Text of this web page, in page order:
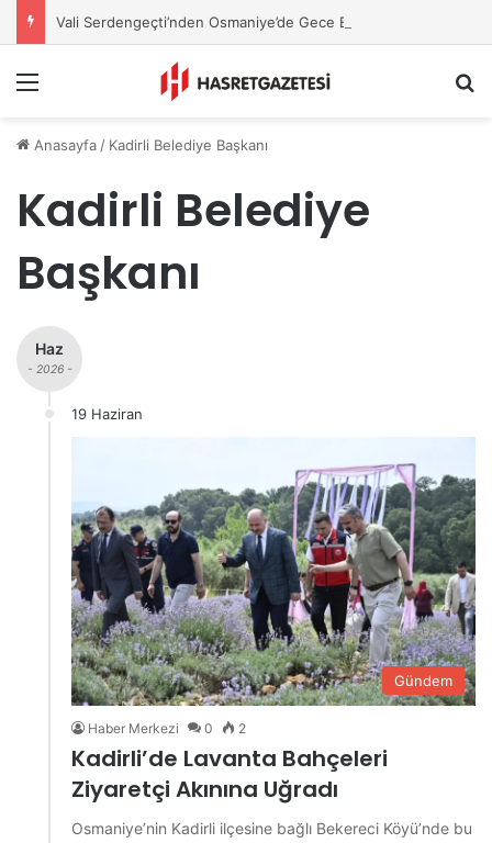
Vali Serdengeçti’nden Osmaniye’de Gece Esnaf Turu
Anasayfa / Kadirli Belediye Başkanı
Kadirli Belediye
Başkanı
Haz
- 2026 -
19 Haziran
Gündem
Haber Merkezi 0 2
Kadirli’de Lavanta Bahçeleri
Ziyaretçi Akınına Uğradı
Osmaniye’nin Kadirli ilçesine bağlı Bekereci Köyü’nde bu